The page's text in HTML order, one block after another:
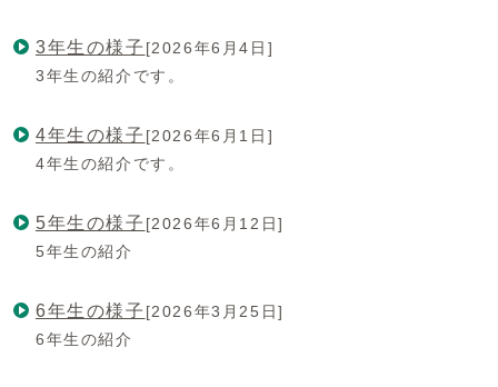
3年生の様子 [2026年6月4日]
3年生の紹介です。
4年生の様子 [2026年6月1日]
4年生の紹介です。
5年生の様子 [2026年6月12日]
5年生の紹介
6年生の様子 [2026年3月25日]
6年生の紹介